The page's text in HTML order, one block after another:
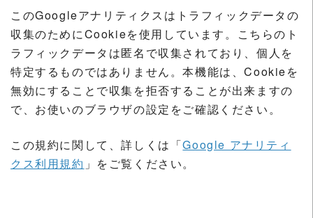
このGoogleアナリティクスはトラフィックデータの
収集のためにCookieを使用しています。こちらのト
ラフィックデータは匿名で収集されており、個人を
特定するものではありません。本機能は、Cookieを
無効にすることで収集を拒否することが出来ますの
で、お使いのブラウザの設定をご確認ください。
この規約に関して、詳しくは「Google アナリティ
クス利用規約 」をご覧ください。